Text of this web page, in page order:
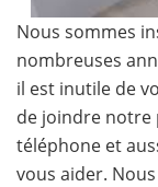
Nous sommes
nombreuses
il est inutile de
de joindre notre
téléphone et
vous aider.